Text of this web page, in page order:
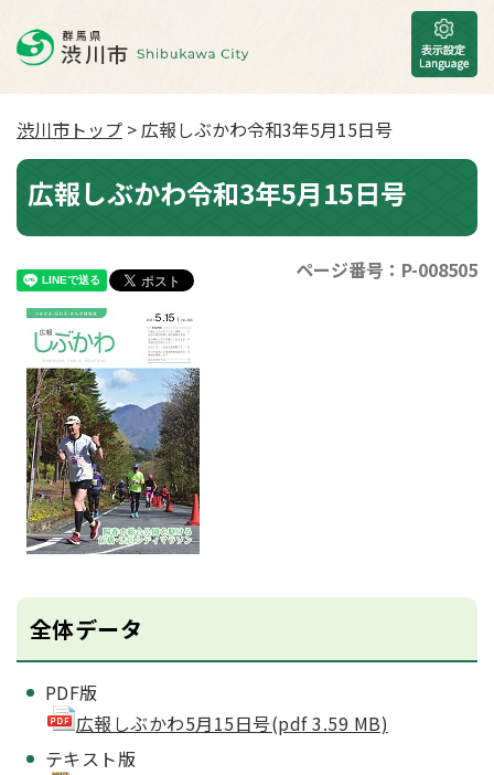
渋川市トップ > 広報しぶかわ令和3年5月15日号
広報しぶかわ令和3年5月15日号
ページ番号：P-008505
全体データ
PDF版
広報しぶかわ5月15日号(pdf 3.59 MB)
テキスト版